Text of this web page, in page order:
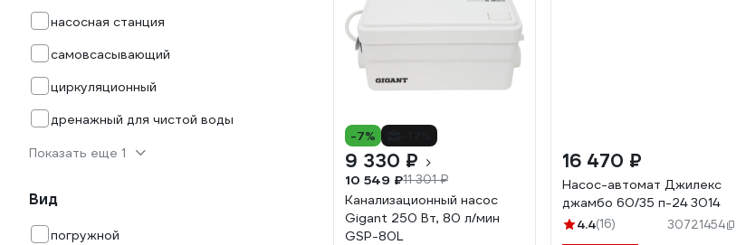
насосная станция
самовсасывающий
циркуляционный
дренажный для чистой воды
Показать еще 1
Вид
погружной
-7%
9 330 ₽
10 549 ₽11 301 ₽
Канализационный насос
Gigant 250 Вт, 80 л/мин
GSP-80L
16 470 ₽
Насос-автомат Джилекс
джамбо 60/35 п-24 3014
4.4(16) 30721454